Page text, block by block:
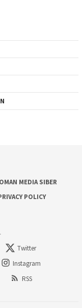
MEDIA SIBER
POLICY
Twitter
Instagram
RSS